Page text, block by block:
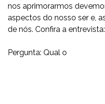
nos aprimorarmos
aspectos do nosso ser e,
de nós. Confira a entrevista:
Pergunta: Qual o